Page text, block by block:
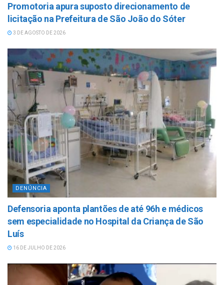
Promotoria apura suposto direcionamento de
licitação na Prefeitura de São João do Sóter
3 DE AGOSTO DE 2026
DENÚNCIA
Defensoria aponta plantões de até 96h e médicos
sem especialidade no Hospital da Criança de São
Luís
16 DE JULHO DE 2026